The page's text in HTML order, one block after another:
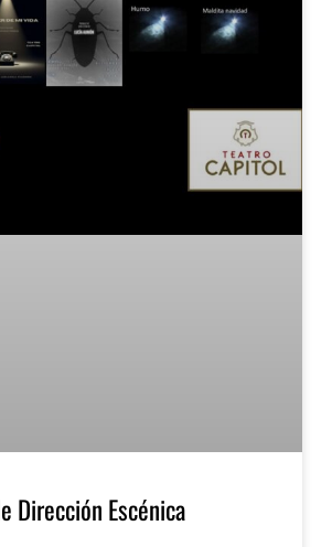
Dirección Escénica